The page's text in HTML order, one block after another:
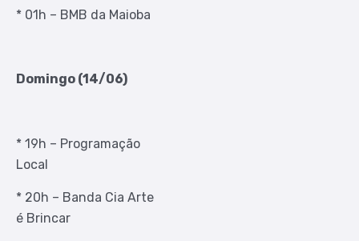
* 01h – BMB da Maioba
Domingo (14/06)
* 19h – Programação
Local
* 20h – Banda Cia Arte
é Brincar